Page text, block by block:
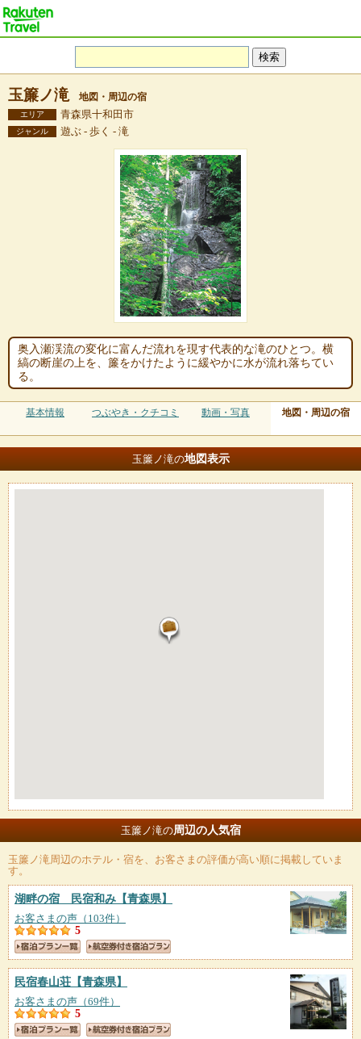
玉簾ノ滝 地図・周辺の宿
エリア 青森県十和田市
ジャンル 遊ぶ - 歩く - 滝
奥入瀬渓流の変化に富んだ流れを現す代表的な滝のひとつ。横
縞の断崖の上を、簾をかけたように緩やかに水が流れ落ちてい
る。
基本情報 つぶやき・クチコミ 動画・写真 地図・周辺の宿
玉簾ノ滝の地図表示
玉簾ノ滝の周辺の人気宿
玉簾ノ滝周辺のホテル・宿を、お客さまの評価が高い順に掲載していま
す。
湖畔の宿 民宿和み 【青森県】
お客さまの声（103件）
5
民宿春山荘 【青森県】
お客さまの声（69件）
5